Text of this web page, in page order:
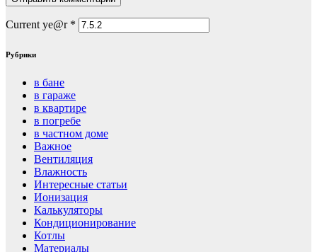
Current ye@r *
Рубрики
в бане
в гараже
в квартире
в погребе
в частном доме
Важное
Вентиляция
Влажность
Интересные статьи
Ионизация
Калькуляторы
Кондиционирование
Котлы
Материалы